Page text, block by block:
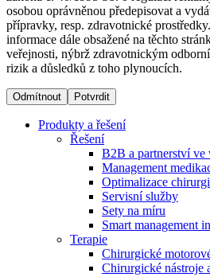
Produktový katalog​
Objevte naše produkty.
Braun s našim kompletním
Dialyzační střediska​
B. Braun Avitum poskytuje
svých střediscích v České
dozvíte na stránkách jednotlivých
Zůstaňte v dialogu s B. Braun.
osobou oprávněnou předepisovat a
přípravky, resp. zdravotnické
informace dále obsažené na těchto
veřejnosti, nýbrž zdravotnickým
rizik a důsledků z toho plynoucích.
Odmítnout Potvrdit
Produkty a řešení
Řešení
B2B a partnerství ve
Management
Optimalizace
Servisní služby
Sety na míru
Smart management
Terapie
Chirurgické
Chirurgické nástroje